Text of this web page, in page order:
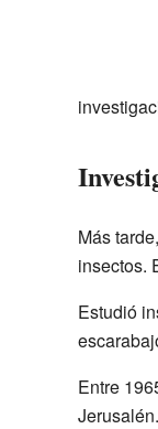
Más
insectos.
Estudió
Entre
Jerusalén.